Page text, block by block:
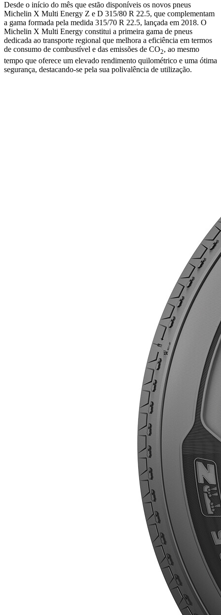
Desde o início do mês que estão disponíveis os novos pneus
Michelin X Multi Energy Z e D 315/80 R 22.5, que complementam
a gama formada pela medida 315/70 R 22.5, lançada em 2018. O
Michelin X Multi Energy constitui a primeira gama de pneus
dedicada ao transporte regional que melhora a eficiência em termos
de consumo de combustível e das emissões de CO2, ao mesmo
tempo que oferece um elevado rendimento quilométrico e uma ótima
segurança, destacando-se pela sua polivalência de utilização.